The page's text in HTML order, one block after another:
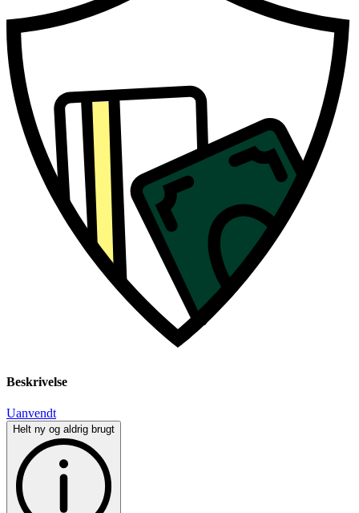
Beskrivelse
Uanvendt
Helt ny og aldrig brugt